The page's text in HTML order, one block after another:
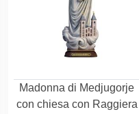
Madonna di Medjugorje
con chiesa con Raggiera